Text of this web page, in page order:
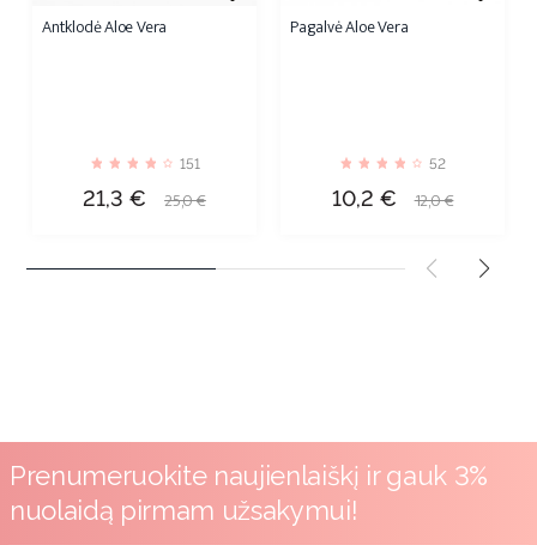
Antklodė Aloe Vera
151
Kaina
21,3 €
Bazinė
25,0 €
Pagalvė Aloe Vera
52
Kaina
10,2 €
Bazinė
12,0 €
Prenumeruokite naujienlaiškį ir gauk 3%
nuolaidą pirmam užsakymui!